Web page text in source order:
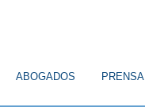
ABOGADOS PRENSA